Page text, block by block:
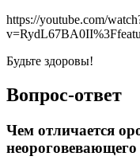
https://youtube.com/
Будьте здоровы!
Вопрос-ответ
Чем отличается